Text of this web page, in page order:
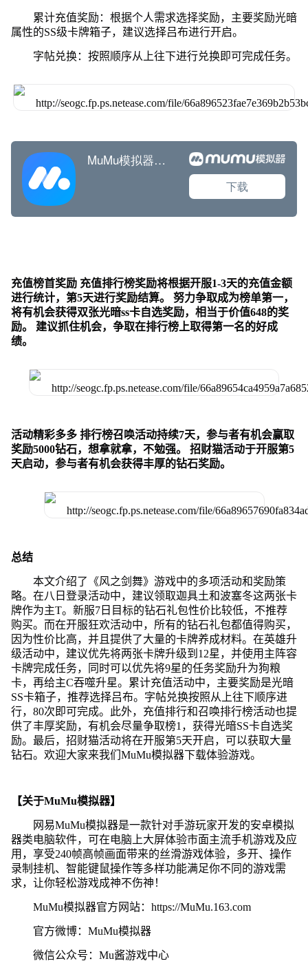
累计充值奖励：根据个人需求选择奖励，主要奖励光暗
属性的SS级卡牌箱子，建议选择吕布进行开启。
字帖兑换：按照顺序从上往下进行兑换即可完成任务。
充值榜首奖励 充值排行榜奖励将根据开服1-3天的充值金额
进行统计，第5天进行奖励结算。 努力争取成为榜单第一，
将有机会获得双张光暗ss卡自选奖励，相当于价值648的奖
励。 建议抓住机会，争取在排行榜上取得第一名的好成
绩。
活动精彩多多 排行榜召唤活动持续7天，参与者有机会赢取
奖励5000钻石，想拿就拿，不勉强。 招财猫活动于开服第5
天启动，参与者有机会获得丰厚的钻石奖励。
总结
本文介绍了《风之剑舞》游戏中的多项活动和奖励策
略。在八日登录活动中，建议领取迦具土和波塞冬这两张卡
牌作为主T。新服7日目标的钻石礼包性价比较低，不推荐
购买。而在开服狂欢活动中，所有的钻石礼包都值得购买，
因为性价比高，并且提供了大量的卡牌养成材料。在英雄升
级活动中，建议优先将两张卡牌升级到12星，并使用主阵容
卡牌完成任务，同时可以优先将9星的任务奖励升为狗粮
卡，再给主C吞噬升星。累计充值活动中，主要奖励是光暗
SS卡箱子，推荐选择吕布。字帖兑换按照从上往下顺序进
行，80次即可完成。此外，充值排行和召唤排行榜活动也提
供了丰厚奖励，有机会尽量争取榜1，获得光暗SS卡自选奖
励。最后，招财猫活动将在开服第5天开启，可以获取大量
钻石。欢迎大家来我们MuMu模拟器下载体验游戏。
【关于MuMu模拟器】
网易MuMu模拟器是一款针对手游玩家开发的安卓模拟
器类电脑软件，可在电脑上大屏体验市面主流手机游戏及应
用，享受240帧高帧画面带来的丝滑游戏体验，多开、操作
录制挂机、智能键鼠操作等多样功能满足你不同的游戏需
求，让你轻松游戏成神不伤神！
MuMu模拟器官方网站：https://MuMu.163.com
官方微博：MuMu模拟器
微信公众号：Mu酱游戏中心